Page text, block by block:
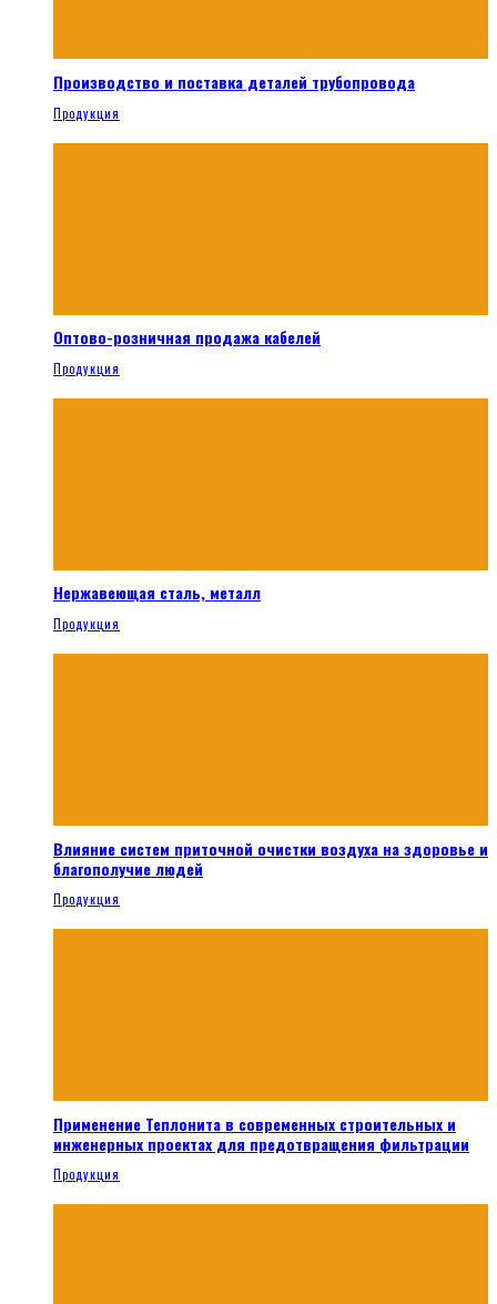
Производство и поставка деталей трубопровода
Продукция
Оптово-розничная продажа кабелей
Продукция
Нержавеющая сталь, металл
Продукция
Влияние систем приточной очистки воздуха на здоровье и
благополучие людей
Продукция
Применение Теплонита в современных строительных и
инженерных проектах для предотвращения фильтрации
Продукция